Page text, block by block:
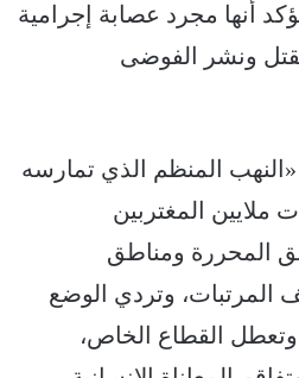
أنها مجرد عصابة إجرامية
ونشر الفوضى
المنظم الذي تمارسه
ملايين المغتربين
المحررة ومناطق
وتردي الوضع
وتعطل القطاع الخاص،